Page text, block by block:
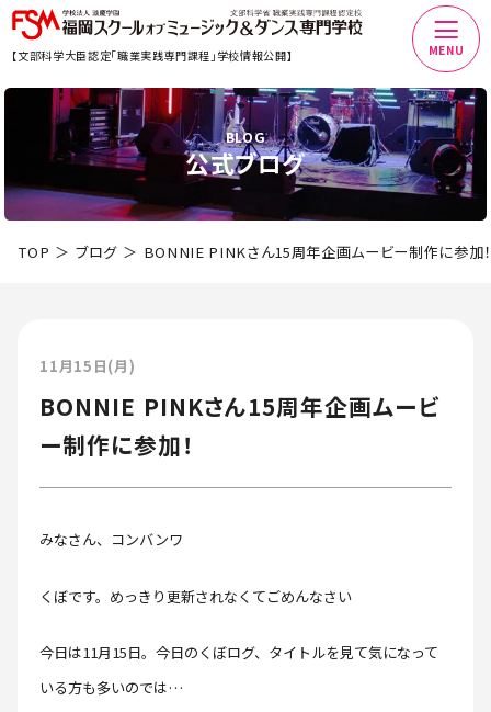
【文部科学大臣認定「職業実践専門課程」学校情報公開】 MENU
BLOG
公式ブログ
TOP ブログ BONNIE PINKさん15周年企画ムービー制作に参加！
11月15日(月)
BONNIE PINKさん15周年企画ムービ
ー制作に参加！
みなさん、コンバンワ
くぼです。めっきり更新されなくてごめんなさい
今日は11月15日。今日のくぼログ、タイトルを見て気になって
いる方も多いのでは…